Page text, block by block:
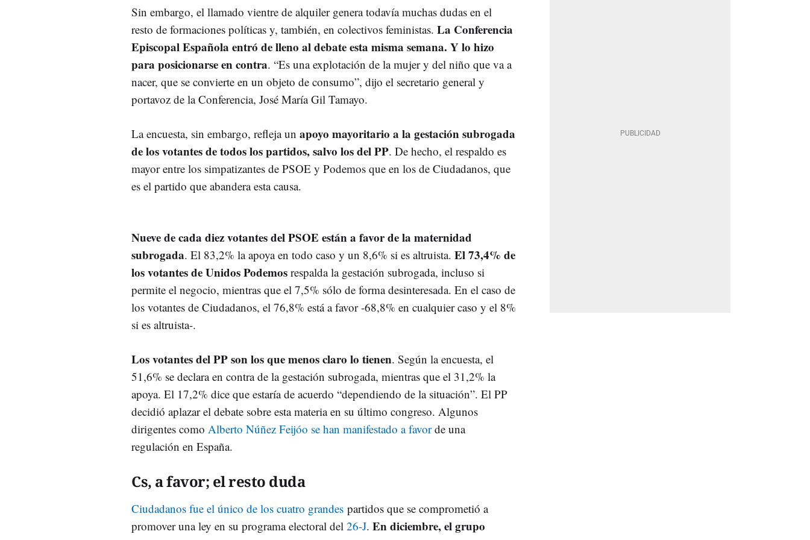
Sin embargo, el llamado vientre de alquiler genera todavía muchas dudas en el
resto de formaciones políticas y, también, en colectivos feministas. La Conferencia
Episcopal Española entró de lleno al debate esta misma semana. Y lo hizo
para posicionarse en contra. “Es una explotación de la mujer y del niño que va a
nacer, que se convierte en un objeto de consumo”, dijo el secretario general y
portavoz de la Conferencia, José María Gil Tamayo.
La encuesta, sin embargo, refleja un apoyo mayoritario a la gestación subrogada
de los votantes de todos los partidos, salvo los del PP. De hecho, el respaldo es
mayor entre los simpatizantes de PSOE y Podemos que en los de Ciudadanos, que
es el partido que abandera esta causa.
Nueve de cada diez votantes del PSOE están a favor de la maternidad
subrogada. El 83,2% la apoya en todo caso y un 8,6% si es altruista. El 73,4% de
los votantes de Unidos Podemos respalda la gestación subrogada, incluso si
permite el negocio, mientras que el 7,5% sólo de forma desinteresada. En el caso de
los votantes de Ciudadanos, el 76,8% está a favor -68,8% en cualquier caso y el 8%
si es altruista-.
Los votantes del PP son los que menos claro lo tienen. Según la encuesta, el
51,6% se declara en contra de la gestación subrogada, mientras que el 31,2% la
apoya. El 17,2% dice que estaría de acuerdo “dependiendo de la situación”. El PP
decidió aplazar el debate sobre esta materia en su último congreso. Algunos
dirigentes como Alberto Núñez Feijóo se han manifestado a favorde una
regulación en España.
Cs, a favor; el resto duda
Ciudadanos fue el único de los cuatro grandes partidos que se comprometió a
promover una ley en su programa electoral del 26-J. En diciembre, el grupo